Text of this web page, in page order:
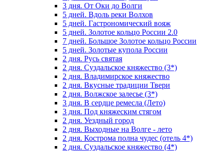
3 дня. От Оки до Волги
5 дней. Вдоль реки Волхов
5 дней. Гастрономический вояж
5 дней. Золотое кольцо России 2.0
7 дней. Большое Золотое кольцо России
5 дней. Золотые купола России
2 дня. Русь святая
2 дня. Суздальское княжество (3*)
2 дня. Владимирское княжество
2 дня. Вкусные традиции Твери
2 дня. Волжское залесье (3*)
3 дня. В сердце ремесла (Лето)
3 дня. Под княжеским стягом
2 дня. Уездный город
2 дня. Выходные на Волге - лето
2 дня. Кострома полна чудес (отель 4*)
2 дня. Суздальское княжество (4*)